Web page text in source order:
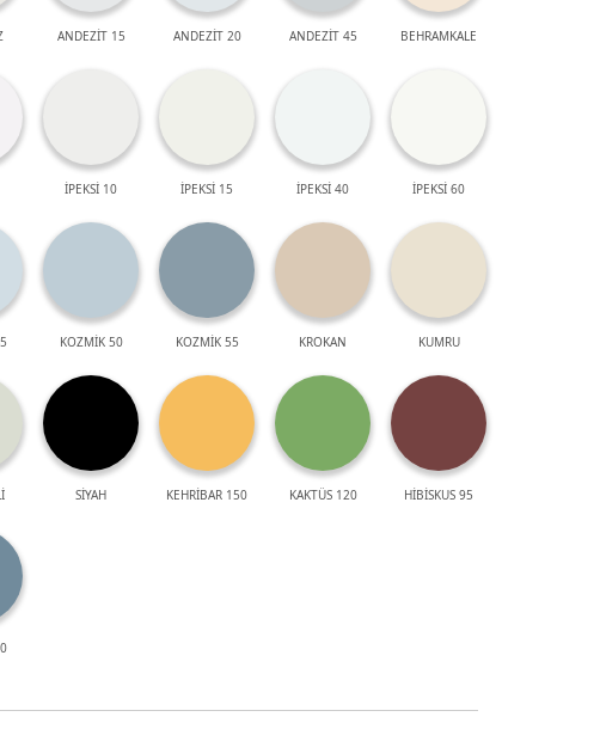
ANDEZİT 15 ANDEZİT 20 ANDEZİT 45 BEHRAMKALE
İPEKSİ 10 İPEKSİ 15 İPEKSİ 40 İPEKSİ 60
KOZMİK 50 KOZMİK 55 KROKAN KUMRU
SİYAH KEHRİBAR 150 KAKTÜS 120 HİBİSKUS 95